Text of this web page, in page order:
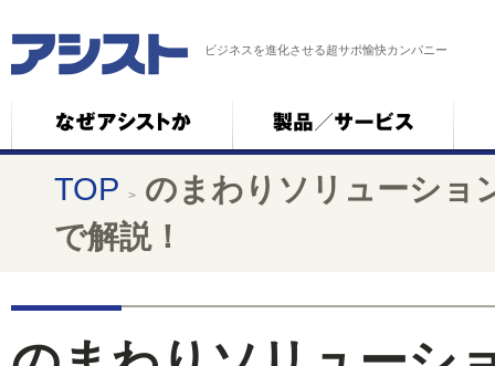
ビジネスを進化させる超サポ愉快カンパニー
TOP >
のまわりソリューショ
で解説！